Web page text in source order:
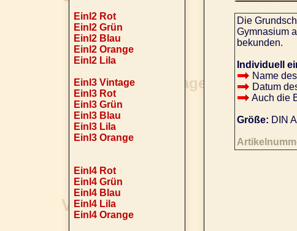
Einl2 Rot
Einl2 Grün
Einl2 Blau
Einl2 Orange
Einl2 Lila
Einl3 Vintage
Einl3 Rot
Einl3 Grün
Einl3 Blau
Einl3 Lila
Einl3 Orange
Einl4 Rot
Einl4 Grün
Einl4 Blau
Einl4 Lila
Einl4 Orange
Die
Gymnasium
bekunden.
Individuell
Name
Datum
Auch die
Größe: DIN